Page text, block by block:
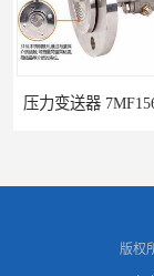
压力变送器
版权